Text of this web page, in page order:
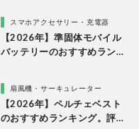
を比較
スマホアクセサリー・充電器
【2026年】準固体モバイル
バッテリーのおすすめラン
扇風機・サーキュレーター
【2026年】ペルチェベスト
のおすすめランキング。評